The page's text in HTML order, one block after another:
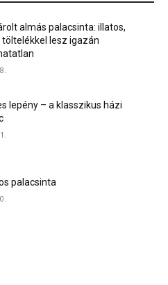
almás palacsinta: illatos,
lesz igazán
lepény – a klasszikus házi
palacsinta